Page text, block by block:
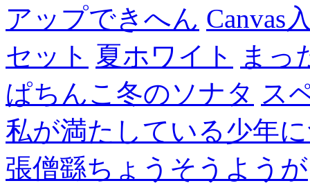
アップできへん Canvas
セット 夏ホワイト
まっ
ぱちんこ冬のソナタ ス
私が満たしている少年
張僧繇ちょうそうようが